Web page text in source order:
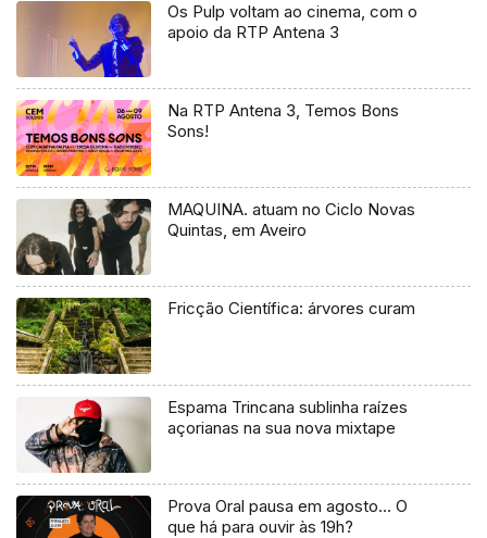
Os Pulp voltam ao cinema, com o
apoio da RTP Antena 3
Na RTP Antena 3, Temos Bons
Sons!
MAQUINA. atuam no Ciclo Novas
Quintas, em Aveiro
Fricção Científica: árvores curam
Espama Trincana sublinha raízes
açorianas na sua nova mixtape
Prova Oral pausa em agosto… O
que há para ouvir às 19h?